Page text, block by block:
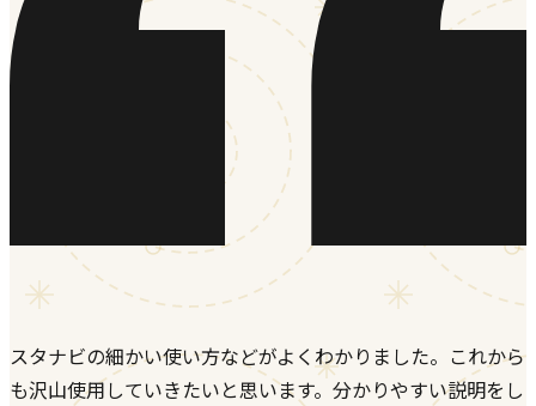
スタナビの細かい使い方などがよくわかりました。これから
も沢山使用していきたいと思います。分かりやすい説明をし